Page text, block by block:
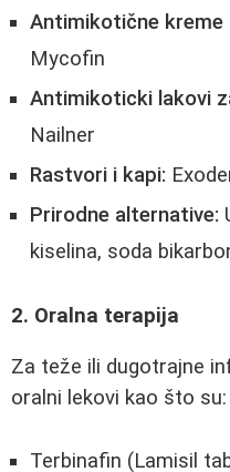
Antimikotične kreme
Mycofin
Antimikoticki lakovi
Nailner
Rastvori i kapi:
Prirodne alternative:
kiselina, soda
2. Oralna terapija
Za teže ili dugotrajne
oralni lekovi kao što su:
Terbinafin (Lamisil